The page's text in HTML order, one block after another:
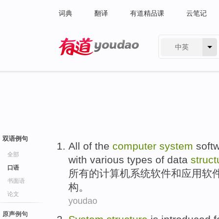
词典 翻译 有道精品课 云笔记
中英
双语例句
全部
口语
书面语
论文
原声例句
All of the computer system
with various types of data
所有的计算机系统软件和应用软
构。
youdao